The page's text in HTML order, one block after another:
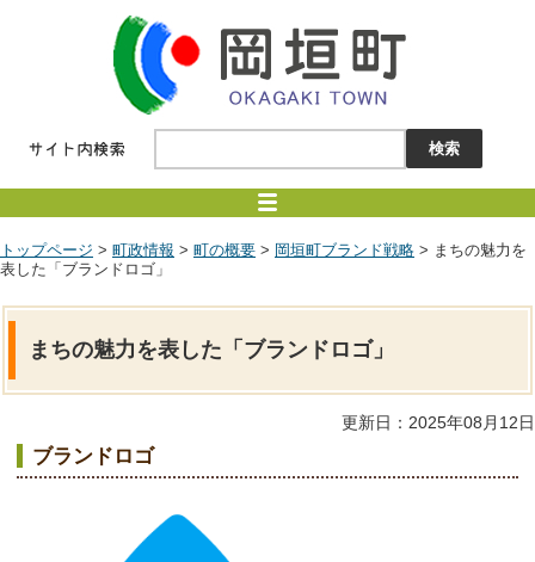
トップページ > 町政情報 > 町の概要 > 岡垣町ブランド戦略 > まちの魅力を
表した「ブランドロゴ」
まちの魅力を表した「ブランドロゴ」
更新日：2025年08月12日
ブランドロゴ